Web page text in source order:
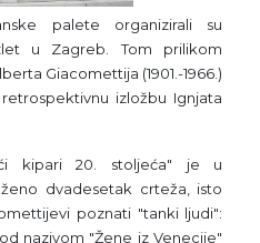
palete organizirali su
u Zagreb. Tom prilikom
Giacomettija (1901.-1966.)
izložbu Ignjata
kipari 20. stoljeća" je u
dvadesetak crteža, isto
poznati "tanki ljudi":
nazivom "Žene iz Venecije"